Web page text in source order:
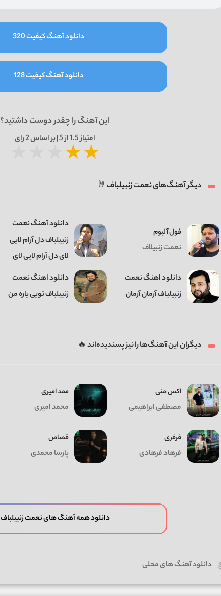
دانلود آهنگ کیفیت 320
دانلود آهنگ کیفیت 128
این آهنگ را چقدر دوست داشتید؟
امتیاز1.5از 5 | بر اساس 2رای
★★
دیگر آهنگ‌های نعمت زنبیلباف 🤘
فول آلبوم
نعمت زنبیلاف
دانلود آهنگ نعمت
زنبیلباف دل آرام لایی
لای دل آرام لایی لای
دانلود اهنگ نعمت
زنبیلباف آرمان آرمان
دانلود اهنگ نعمت
زنبیلباف تویی یاره من
دیگران این آهنگ‌ها را نیز پسندیده‌اند 🔥
اکس منی
مصطفی ابراهیمی
ممد امیری
محمد امیری
فرفری
فرهاد فرهادی
قصاص
پارسا محمدی
دانلود همه آهنگ های نعمت زنبیلباف
دانلود آهنگ های محلی